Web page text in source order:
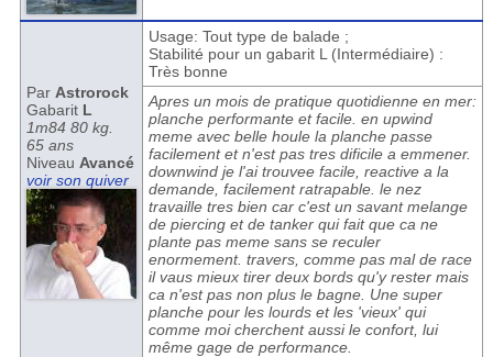
Par Astrorock
Gabarit L
1m84 80 kg.
65 ans
Niveau Avancé
voir son quiver
Usage: Tout type de balade ;
Stabilité pour un gabarit L (Intermédiaire) :
Très bonne
Apres un mois de pratique quotidienne en mer:
planche performante et facile. en upwind
meme avec belle houle la planche passe
facilement et n'est pas tres dificile a emmener.
downwind je l'ai trouvee facile, reactive a la
demande, facilement ratrapable. le nez
travaille tres bien car c'est un savant melange
de piercing et de tanker qui fait que ca ne
plante pas meme sans se reculer
enormement. travers, comme pas mal de race
il vaus mieux tirer deux bords qu'y rester mais
ca n'est pas non plus le bagne. Une super
planche pour les lourds et les 'vieux' qui
comme moi cherchent aussi le confort, lui
même gage de performance.